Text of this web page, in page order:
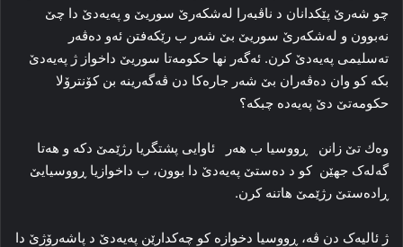
چو شەرێ پێكدانان د ناڤبەرا لەشكەرێ سوریێ و پەیەدێ دا چێ
نەبوون و لەشكەرێ سوریێ بێ شەر ب رێكەفتن ئەو دەڤەر
تەسلیمی پەیەدێ كرن. ئەگەر نھا حكومەتا سوریێ داخواز ژ پەیەدێ
بكە كو وان دەڤەران بێ شەر جارەكا دن ڤەگەرینە بن كۆنترۆلا
حكومەتێ دێ پەیەدە چبكە؟
وەك تێ زانن ڕووسیا ب ھەر ئاوایی پشتگریا رژێمێ دکه‌ و هه‌تا
گه‌له‌ک جهێن كو د ده‌ستێ پەیەدێ دا بوون، ب داخوازیا ڕووسیایێ
ڕاده‌ستێ رژێمێ هاتنه‌ کرن.
ژ ئالیه‌ک دن ڤه،‌ ڕووسیا دخوازه‌ کو چه‌کدارێن پەیەدێ د پاشه‌رۆژێ دا‌